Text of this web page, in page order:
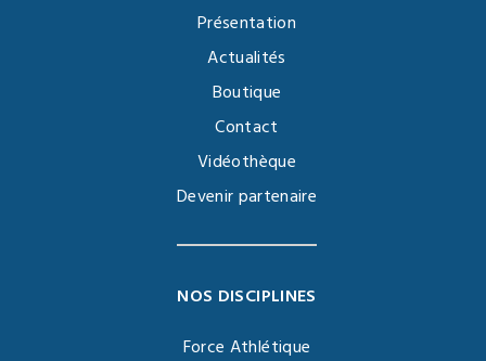
Présentation
Actualités
Boutique
Contact
Vidéothèque
Devenir partenaire
NOS DISCIPLINES
Force Athlétique